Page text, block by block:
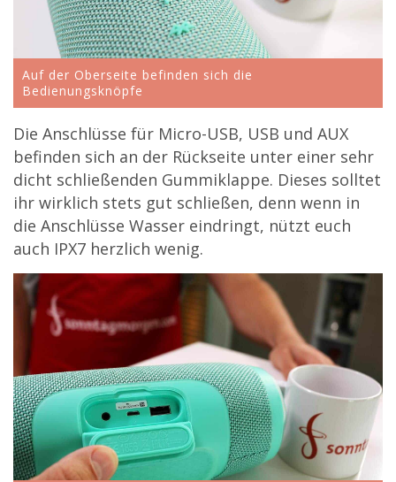
Auf der Oberseite befinden sich die
Bedienungsknöpfe
Die Anschlüsse für Micro-USB, USB und AUX
befinden sich an der Rückseite unter einer sehr
dicht schließenden Gummiklappe. Dieses solltet
ihr wirklich stets gut schließen, denn wenn in
die Anschlüsse Wasser eindringt, nützt euch
auch IPX7 herzlich wenig.